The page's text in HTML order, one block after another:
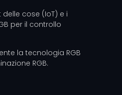
delle cose (IoT) e i
per il controllo
la tecnologia RGB
RGB.